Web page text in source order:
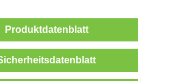
Produktdatenblatt